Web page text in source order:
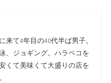
来て4年目の40代半ば男子。
、ジョギング。ハラペコを
くて美味くて大盛りの店を